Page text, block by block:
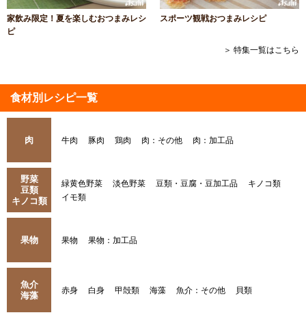
家飲み限定！夏を楽しむおつまみレシ
ピ
スポーツ観戦おつまみレシピ
＞ 特集一覧はこちら
食材別レシピ一覧
肉 牛肉 豚肉 鶏肉 肉：その他 肉：加工品
野菜
豆類
キノコ類
緑黄色野菜 淡色野菜 豆類・豆腐・豆加工品
キノコ類
イモ類
果物 果物 果物：加工品
魚介
海藻
赤身 白身 甲殻類 海藻 魚介：その他 貝類